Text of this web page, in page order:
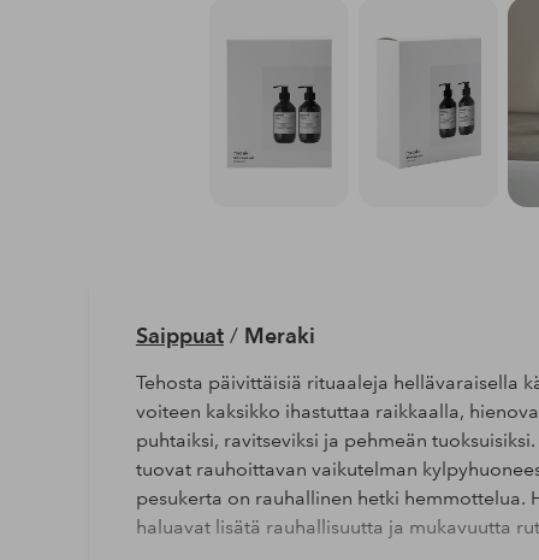
Saippuat/ Meraki
Tehosta päivittäisiä rituaaleja hellävaraisella
voiteen kaksikko ihastuttaa raikkaalla,
puhtaiksi, ravitseviksi ja pehmeän
tuovat rauhoittavan vaikutelman
pesukerta on rauhallinen hetki hemmottelua.
haluavat lisätä rauhallisuutta ja mukavuutta